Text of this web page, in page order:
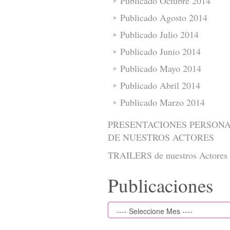
Publicado Agosto 2014
Publicado Julio 2014
Publicado Junio 2014
Publicado Mayo 2014
Publicado Abril 2014
Publicado Marzo 2014
PRESENTACIONES
DE NUESTROS ACTORES
TRAILERS de nuestros Actores
Publicaciones